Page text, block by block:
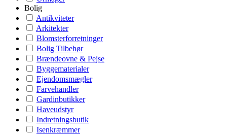
Bolig
Antikviteter
Arkitekter
Blomsterforretninger
Bolig Tilbehør
Brændeovne & Pejse
Byggematerialer
Ejendomsmægler
Farvehandler
Gardinbutikker
Haveudstyr
Indretningsbutik
Isenkræmmer